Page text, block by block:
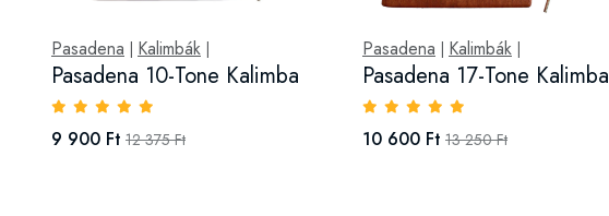
Pasadena Kalimbák
Pasadena 10-Tone Kalimba
9 900 Ft 12 375 Ft
Pasadena Kalimbák|
Pasadena 17-Tone Kalimba
10 600 Ft 13 250 Ft